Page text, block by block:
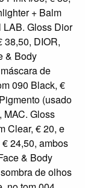
+ Balm
LAB. Gloss Dior
38,50, DIOR,
& Body
de
090 Black, €
(usado
MAC. Gloss
Clear, € 20, e
24,50, ambos
& Body
de olhos